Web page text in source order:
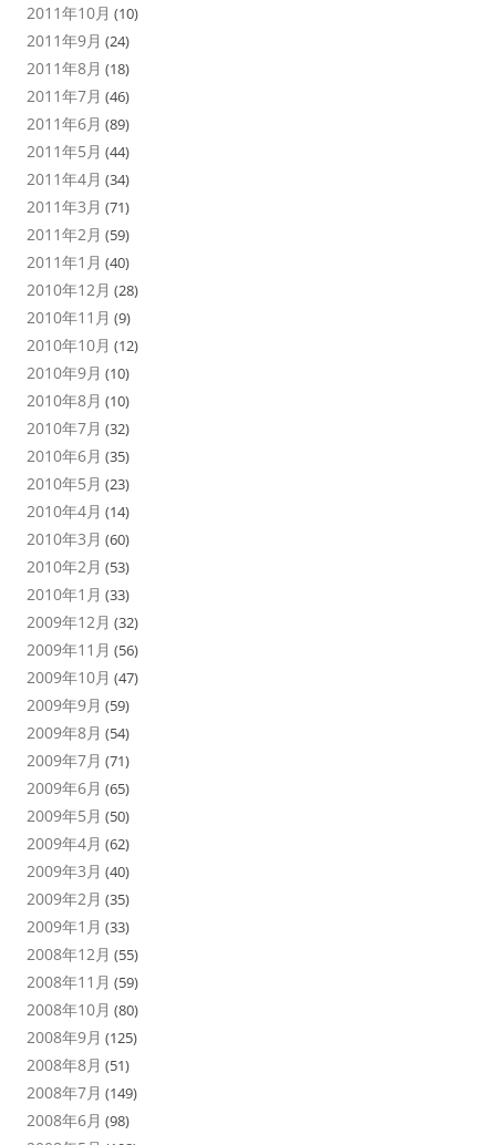
2011年10月 (10)
2011年9月 (24)
2011年8月 (18)
2011年7月 (46)
2011年6月 (89)
2011年5月 (44)
2011年4月 (34)
2011年3月 (71)
2011年2月 (59)
2011年1月 (40)
2010年12月 (28)
2010年11月 (9)
2010年10月 (12)
2010年9月 (10)
2010年8月 (10)
2010年7月 (32)
2010年6月 (35)
2010年5月 (23)
2010年4月 (14)
2010年3月 (60)
2010年2月 (53)
2010年1月 (33)
2009年12月 (32)
2009年11月 (56)
2009年10月 (47)
2009年9月 (59)
2009年8月 (54)
2009年7月 (71)
2009年6月 (65)
2009年5月 (50)
2009年4月 (62)
2009年3月 (40)
2009年2月 (35)
2009年1月 (33)
2008年12月 (55)
2008年11月 (59)
2008年10月 (80)
2008年9月 (125)
2008年8月 (51)
2008年7月 (149)
2008年6月 (98)